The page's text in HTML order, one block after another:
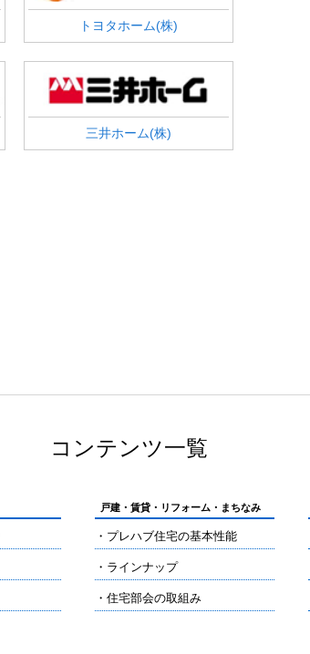
トヨタホーム(株)
三井ホーム(株)
コンテンツ一覧
戸建・賃貸・リフォーム・まちなみ
・プレハブ住宅の基本性能
・ラインナップ
・住宅部会の取組み